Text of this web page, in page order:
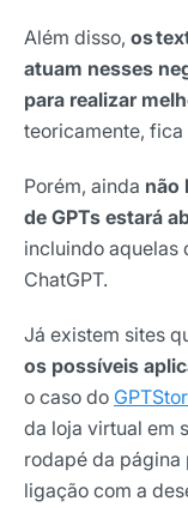
Além disso, os
atuam nesses
para realizar
teoricamente,
Porém, ainda não
de GPTs estará
incluindo aquelas
ChatGPT.
Já existem sites
os possíveis
o caso do
da loja virtual em
rodapé da
ligação com a